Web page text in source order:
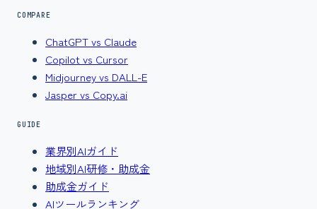
COMPARE
ChatGPT vs Claude
Copilot vs Cursor
Midjourney vs DALL-E
Jasper vs Copy.ai
GUIDE
業界別AIガイド
地域別AI研修・助成金
助成金ガイド
AIツールランキング